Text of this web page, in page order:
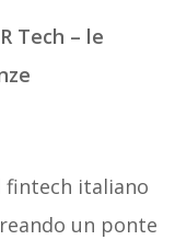
Tech – le
fintech italiano
un ponte